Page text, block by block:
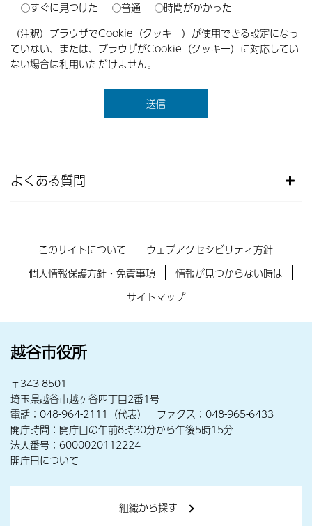
すぐに見つけた
普通
時間がかかった
（注釈）ブラウザでCookie（クッキー）が使用できる設定になっ
ていない、または、ブラウザがCookie（クッキー）に対応してい
ない場合は利用いただけません。
よくある質問
このサイトについて
ウェブアクセシビリティ方針
個人情報保護方針・免責事項
情報が見つからない時は
サイトマップ
越谷市役所
〒343-8501
埼玉県越谷市越ヶ谷四丁目2番1号
電話：048-964-2111（代表） ファクス：048-965-6433
開庁時間：開庁日の午前8時30分から午後5時15分
法人番号：6000020112224
開庁日について
組織から探す